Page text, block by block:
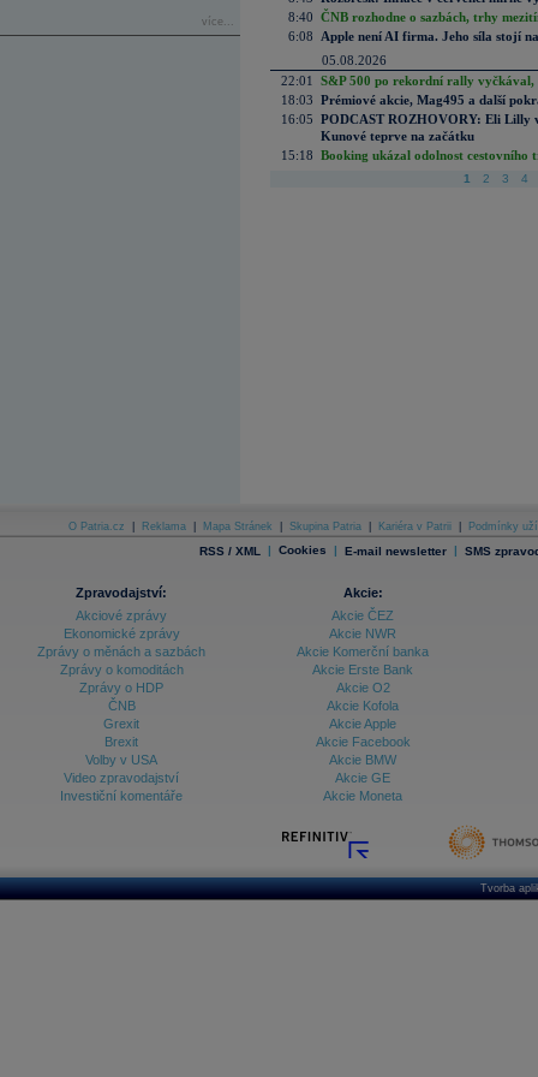
více...
8:40 ČNB rozhodne o sazbách, trhy
6:08
Apple není AI firma. Jeho síla stojí
05.08.2026
22:01
S&P 500 po rekordní rally vyčkával,
18:03 Prémiové akcie, Mag495 a další
16:05 PODCAST ROZHOVORY: Eli Lilly
Kunové teprve na začátku
15:18 Booking ukázal odolnost cestovního
1 2 3 4
O Patria.cz Reklama Mapa Stránek Skupina Patria Kariéra v Patrii Podmínky
RSS / XML | Cookies | E-mail newsletter | SMS
Zpravodajství:
Akciové zprávy
Ekonomické zprávy
Zprávy o měnách a sazbách
Zprávy o komoditách
Zprávy o HDP
ČNB
Grexit
Brexit
Volby v USA
Video zpravodajství
Investiční komentáře
Akcie:
Akcie ČEZ
Akcie NWR
Akcie Komerční banka
Akcie Erste Bank
Akcie O2
Akcie Kofola
Akcie Apple
Akcie Facebook
Akcie BMW
Akcie GE
Akcie Moneta
Tvorba